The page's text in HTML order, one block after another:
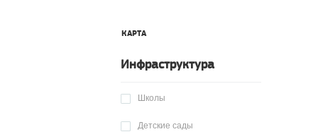
КАРТА
Инфраструктура
Школы
Детские сады